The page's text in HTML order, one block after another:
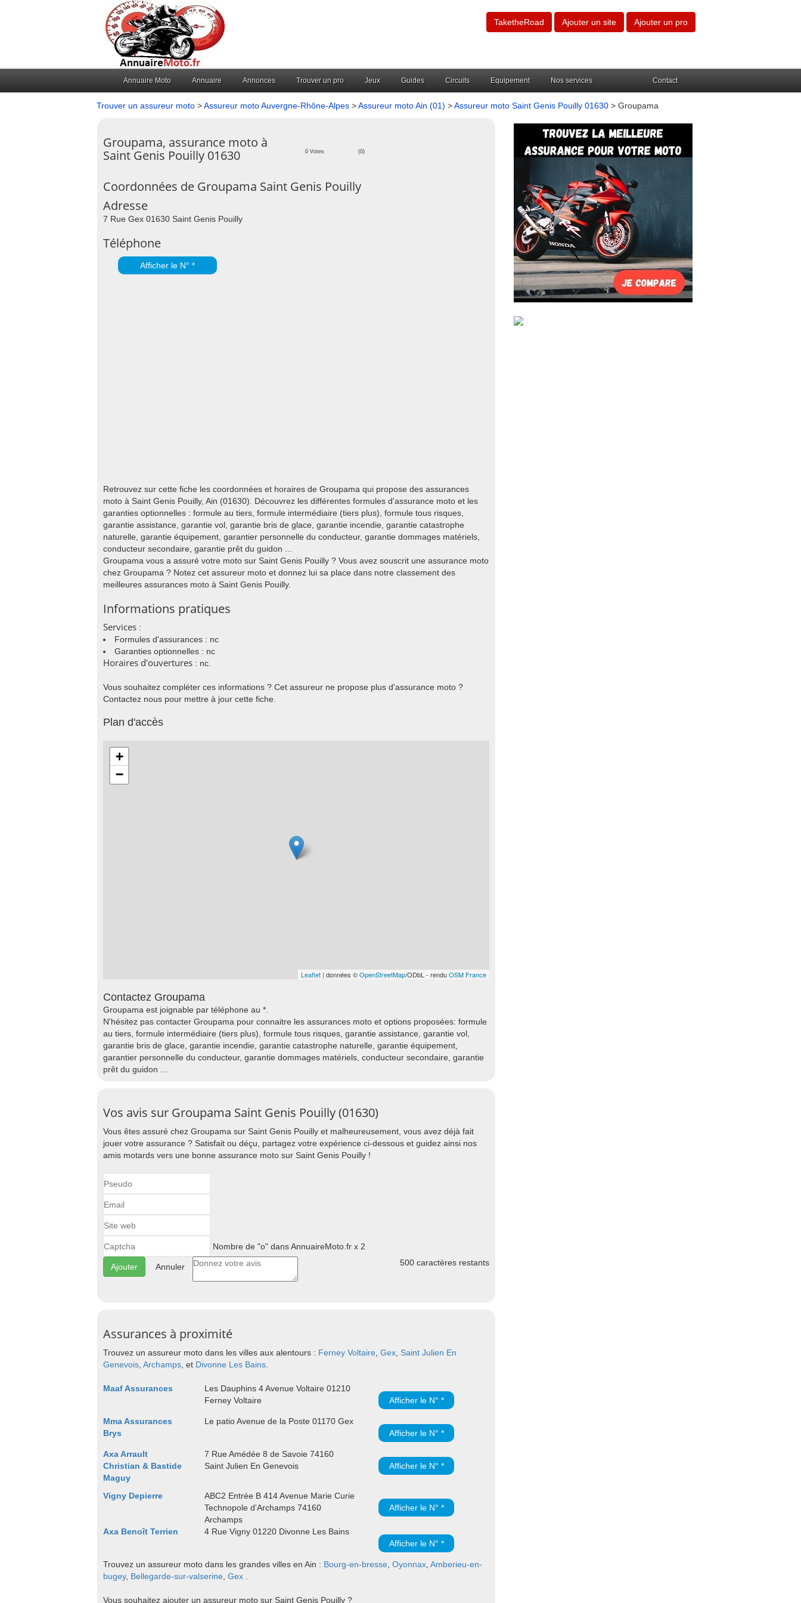
TaketheRoad Ajouter un site Ajouter un pro
Annuaire Moto Annuaire Annonces Trouver un pro Jeux Guides Circuits Equipement Nos services Contact
Trouver un assureur moto >Assureur moto Auvergne-Rhône-Alpes >Assureur moto Ain (01) >Assureur moto Saint Genis Pouilly 01630 > Groupama
Groupama, assurance moto à
Saint Genis Pouilly 01630
0 Votes (0)
Coordonnées de Groupama Saint Genis Pouilly
Adresse
7 Rue Gex 01630 Saint Genis Pouilly
Téléphone
Afficher le N° *
Retrouvez sur cette fiche les coordonnées et horaires de Groupama qui propose des assurances
moto à Saint Genis Pouilly, Ain (01630). Découvrez les différentes formules d'assurance moto et les
garanties optionnelles : formule au tiers, formule intermédiaire (tiers plus), formule tous risques,
garantie assistance, garantie vol, garantie bris de glace, garantie incendie, garantie catastrophe
naturelle, garantie équipement, garantier personnelle du conducteur, garantie dommages matériels,
conducteur secondaire, garantie prêt du guidon ...
Groupama vous a assuré votre moto sur Saint Genis Pouilly ? Vous avez souscrit une assurance moto
chez Groupama ? Notez cet assureur moto et donnez lui sa place dans notre classement des
meilleures assurances moto à Saint Genis Pouilly.
Informations pratiques
Services :
Formules d'assurances : nc
Garanties optionnelles : nc
Horaires d'ouvertures : nc.
Vous souhaitez compléter ces informations ? Cet assureur ne propose plus d'assurance moto ?
Contactez nous pour mettre à jour cette fiche.
Plan d'accès
+
−
Leaflet | données ©OpenStreetMap/ODbL - renduOSM France
Contactez Groupama
Groupama est joignable par téléphone au *.
N'hésitez pas contacter Groupama pour connaitre les assurances moto et options proposées: formule
au tiers, formule intermédiaire (tiers plus), formule tous risques, garantie assistance, garantie vol,
garantie bris de glace, garantie incendie, garantie catastrophe naturelle, garantie équipement,
garantier personnelle du conducteur, garantie dommages matériels, conducteur secondaire, garantie
prêt du guidon ...
Vos avis sur Groupama Saint Genis Pouilly (01630)
Vous êtes assuré chez Groupama sur Saint Genis Pouilly et malheureusement, vous avez déjà fait
jouer votre assurance ? Satisfait ou déçu, partagez votre expérience ci-dessous et guidez ainsi nos
amis motards vers une bonne assurance moto sur Saint Genis Pouilly !
Nombre de "o" dans AnnuaireMoto.fr x 2
Annuler 500 caractères restants
Assurances à proximité
Trouvez un assureur moto dans les villes aux alentours : Ferney Voltaire Gex Saint Julien En
Genevois Archamps , et Divonne Les Bains
Maaf Assurances
Les Dauphins 4 Avenue Voltaire 01210
Ferney Voltaire
Afficher le N° *
Mma Assurances
Brys
Le patio Avenue de la Poste 01170 Gex
Afficher le N° *
Axa Arrault
Christian & Bastide
Maguy
7 Rue Amédée 8 de Savoie 74160
Saint Julien En Genevois
Afficher le N° *
Vigny Depierre
ABC2 Entrée B 414 Avenue Marie Curie
Technopole d'Archamps 74160
Archamps
Afficher le N° *
Axa Benoît Terrien
4 Rue Vigny 01220 Divonne Les Bains
Afficher le N° *
Trouvez un assureur moto dans les grandes villes en Ain : Bourg-en-bresse Oyonnax Amberieu-en-
bugey, Bellegarde-sur-valserine Gex
Vous souhaitez ajouter un assureur moto sur Saint Genis Pouilly ?